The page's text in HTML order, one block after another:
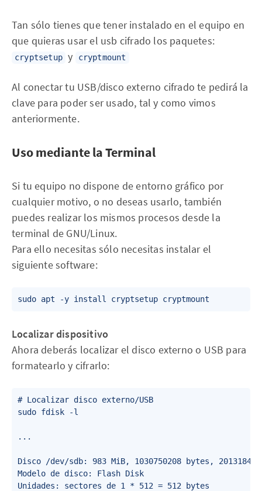
Tan sólo tienes que tener instalado en el equipo en
que quieras usar el usb cifrado los paquetes:
cryptsetup y cryptmount
Al conectar tu USB/disco externo cifrado te pedirá la
clave para poder ser usado, tal y como vimos
anteriormente.
Uso mediante la Terminal
Si tu equipo no dispone de entorno gráfico por
cualquier motivo, o no deseas usarlo, también
puedes realizar los mismos procesos desde la
terminal de GNU/Linux.
Para ello necesitas sólo necesitas instalar el
siguiente software:
Localizar dispositivo
Ahora deberás localizar el disco externo o USB para
formatearlo y cifrarlo:
# Localizar disco externo/USB
sudo fdisk -l
...
Disco /dev/sdb: 983 MiB, 1030750208 bytes, 2013184
Modelo de disco: Flash Disk
Unidades: sectores de 1 * 512 = 512 bytes